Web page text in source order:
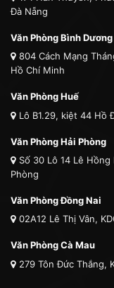
Đà Nẵng
Văn Phòng Bình Dương
804 Cách Mạng
Hồ Chí Minh
Văn Phòng Huế
Lô B1.29, kiệt 44 Hồ
Văn Phòng Hải Phòng
Số 30 Lô 14 Lê
Phòng
Văn Phòng Đồng Nai
02A12 Lê Thị Vân,
Văn Phòng Cà Mau
279 Tôn Đức Thắng,